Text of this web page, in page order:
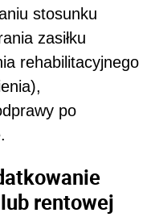
stosunku
zasiłku
rehabilitacyjnego
po
rentowej